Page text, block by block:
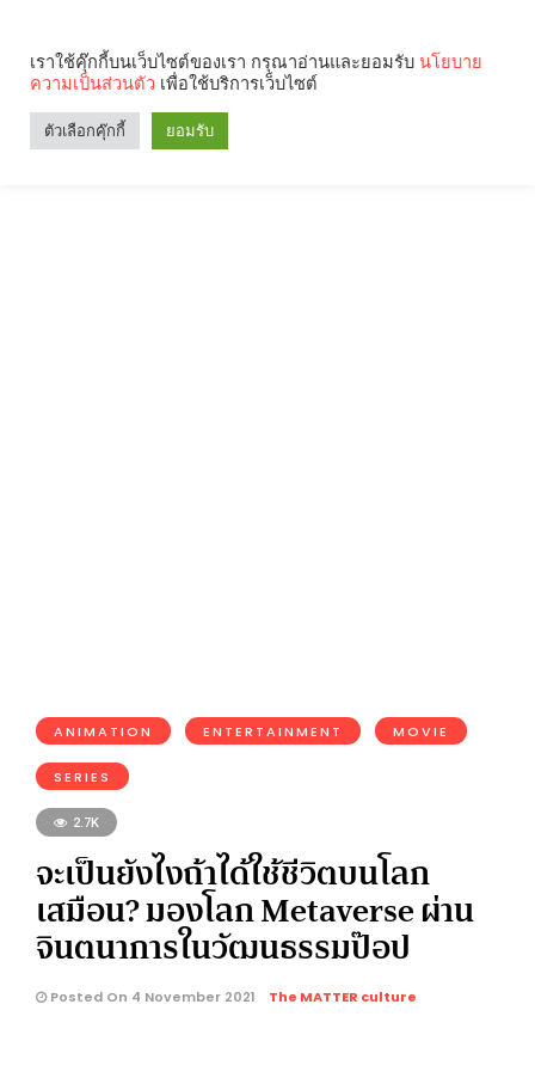
ANIMATION ENTERTAINMENT MOVIE
SERIES
2.7K
จะเป็นยังไงถ้าได้ใช้ชีวิตบนโลก
เสมือน? มองโลก Metaverse ผ่าน
จินตนาการในวัฒนธรรมป๊อป
Posted On 4 November 2021 The MATTER culture
เราใช้คุ๊กกี้บนเว็บไซต์ของเรา กรุณาอ่านและยอมรับ นโยบาย
ความเป็นส่วนตัว เพื่อใช้บริการเว็บไซต์
ตัวเลือกคุ๊กกี้ ยอมรับ